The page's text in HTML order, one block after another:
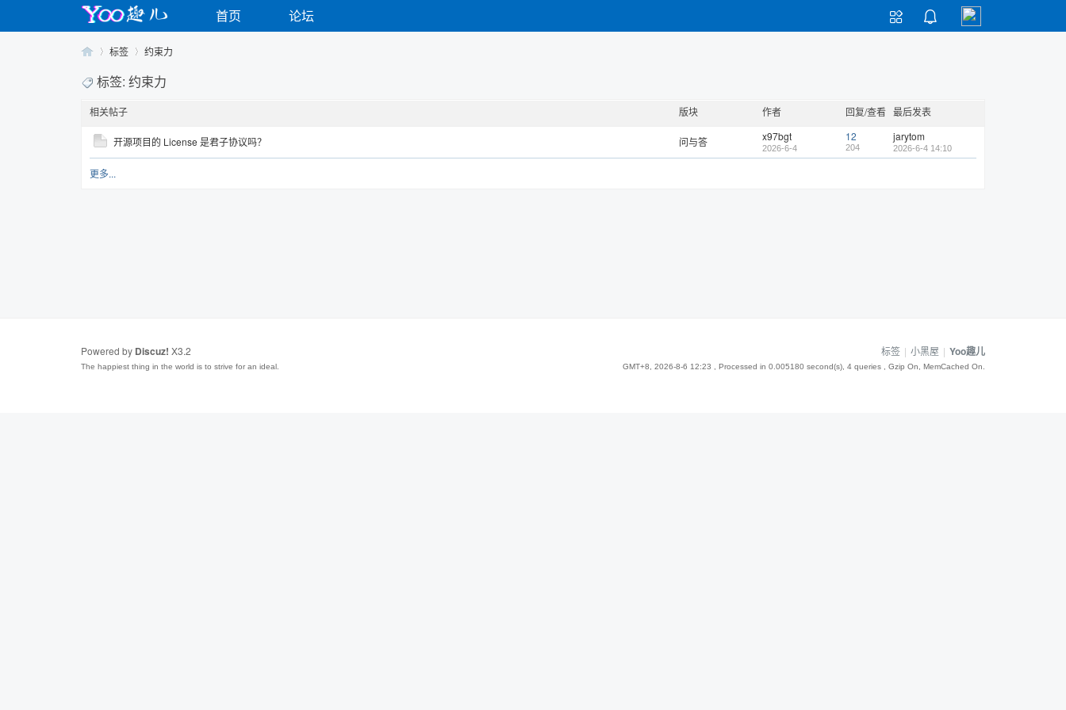


首页 论坛
Yo›
标签 约束力
标签: 约束力
相关帖子 版块 作者 回复/查看 最后发表
开源项目的 License 是君子协议吗？ 问与答 x97bgt
2026-6-4
12
204
jarytom
2026-6-4 14:10
更多...
标签 | 小黑屋 | Yoo趣儿
GMT+8, 2026-8-6 12:23 , Processed in 0.005180 second(s), 4 queries , Gzip On, MemCached On.
Powered by Discuz! X3.2
The happiest thing in the world is to strive for an ideal.